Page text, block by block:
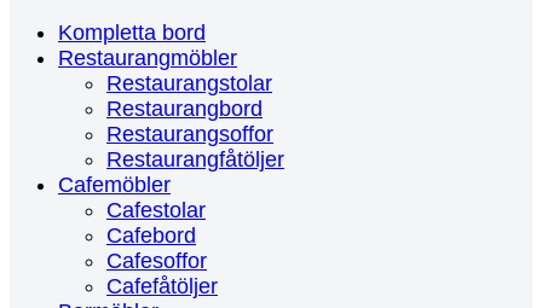
Kompletta bord
Restaurangmöbler
Restaurangstolar
Restaurangbord
Restaurangsoffor
Restaurangfåtöljer
Cafemöbler
Cafestolar
Cafebord
Cafesoffor
Cafefåtöljer